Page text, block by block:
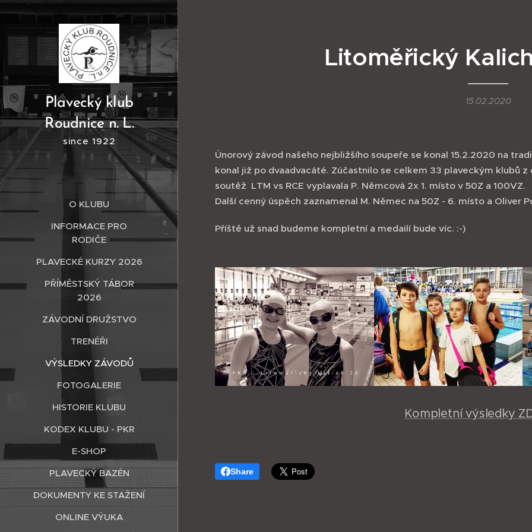
Plavecký klub
Roudnice n. L.
since 1922
O KLUBU
INFORMACE PRO
RODIČE
PLAVECKÉ KURZY 2026
PŘÍMĚSTSKÝ TÁBOR
2026
ZÁVODNÍ DRUŽSTVO
TRENÉŘI
VÝSLEDKY ZÁVODŮ
FOTOGALERIE
HISTORIE KLUBU
KODEX KLUBU - PKR
E-SHOP
PLAVECKÝ BAZÉN
DOKUMENTY KE STAŽENÍ
ONLINE VÝUKA
Litoměřický
15.02.2020
Únorový závod našeho nejbližšího soupeře se konal 15.2.2020 na
konal již po dvaadvacáté. Zúčastnilo se celkem 33 plaveckým klubů z
soutěž LTM vs RCE vyplavala P. Němcová 2x 1. místo v 50Z a 100VZ.
Další cenný úspěch zaznamenal M. Němec na 50Z - 6. místo a Oliver
Příště už snad budeme kompletní a medailí bude víc. :-)
Kompletní výsledky
Share